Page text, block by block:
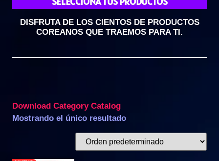
DISFRUTA DE LOS CIENTOS DE PRODUCTOS
COREANOS QUE TRAEMOS PARA TI.
Download Category Catalog
Mostrando el único resultado